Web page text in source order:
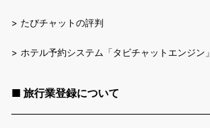
> たびチャットの評判
> ホテル予約システム「タビチャットエンジン」
■ 旅行業登録について